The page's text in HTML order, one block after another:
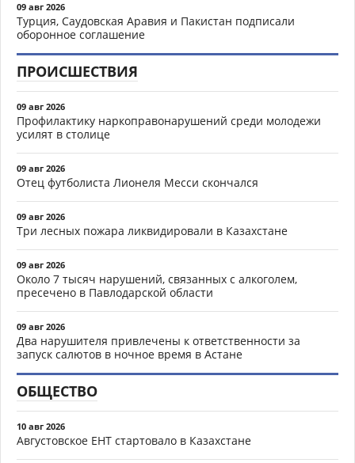
09 авг 2026
Турция, Саудовская Аравия и Пакистан подписали
оборонное соглашение
ПРОИСШЕСТВИЯ
09 авг 2026
Профилактику наркоправонарушений среди молодежи
усилят в столице
09 авг 2026
Отец футболиста Лионеля Месси скончался
09 авг 2026
Три лесных пожара ликвидировали в Казахстане
09 авг 2026
Около 7 тысяч нарушений, связанных с алкоголем,
пресечено в Павлодарской области
09 авг 2026
Два нарушителя привлечены к ответственности за
запуск салютов в ночное время в Астане
ОБЩЕСТВО
10 авг 2026
Августовское ЕНТ стартовало в Казахстане